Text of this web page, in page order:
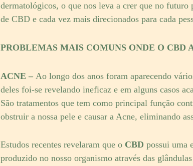
dermatológicos, o que nos leva a crer que no futuro
de CBD e cada vez mais direcionados para cada
PROBLEMAS MAIS COMUNS ONDE O CBD
ACNE – Ao longo dos anos foram aparecendo
deles foi-se revelando ineficaz e em alguns casos
São tratamentos que tem como principal função
obstruir a nossa pele e causar a Acne, eliminando
Estudos recentes revelaram que o CBD possui uma
produzido no nosso organismo através das